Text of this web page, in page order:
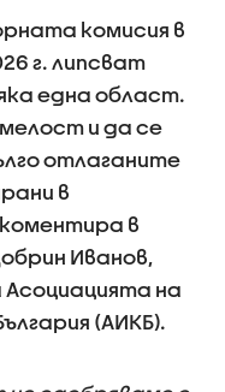
комисия в
г. липсват
една област.
и да се
отлаганите
в
в
Иванов,
на
(АИКБ).